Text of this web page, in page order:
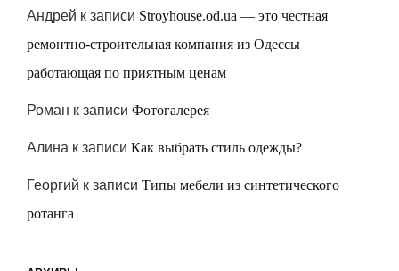
Андрей к записи Stroyhouse.od.ua — это честная
ремонтно-строительная компания из Одессы
работающая по приятным ценам
Роман к записи Фотогалерея
Алина к записи Как выбрать стиль одежды?
Георгий к записи Типы мебели из синтетического
ротанга